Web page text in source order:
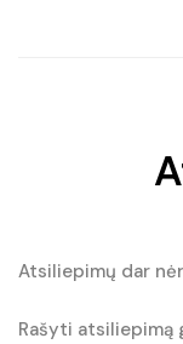
Atsiliepimų dar
Rašyti atsiliepimą